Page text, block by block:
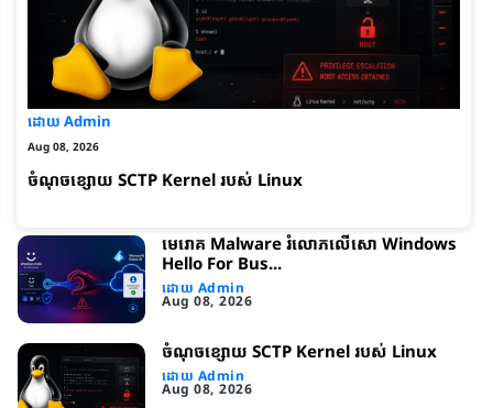
ដោយ Admin
Aug 08, 2026
ចំណុចខ្សោយ SCTP Kernel របស់ Linux
មេរោគ Malware រំលោភលើសោ Windows
Hello For Bus...
ដោយ Admin
Aug 08, 2026
ចំណុចខ្សោយ SCTP Kernel របស់ Linux
ដោយ Admin
Aug 08, 2026